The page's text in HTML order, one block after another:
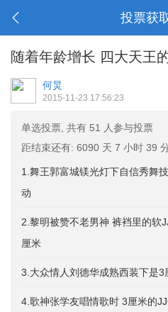
投票获
随着年龄增长 四大天王
何炅
2015-11-23 17:56:23
单选投票, 共有 51 人参与投票
距结束还有: 6090 天 7 小时 39
1.舞王郭富城镁光灯下自信秀舞
动
2.黎明被赞不老男神 裤裆里的软
厘米
3.大众情人刘德华成熟西装下是3
4.歌神张学友唱情歌时 3厘米的